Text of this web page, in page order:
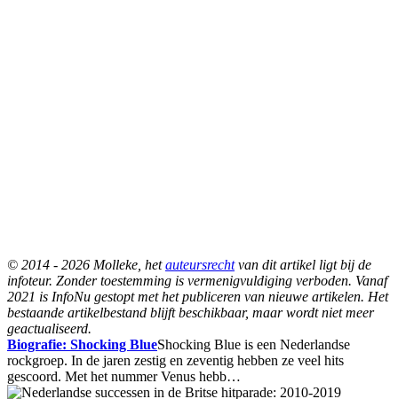
© 2014 - 2026 Molleke, hetauteursrechtvan dit artikel ligt bij de
infoteur. Zonder toestemming is vermenigvuldiging verboden. Vanaf
2021 is InfoNu gestopt met het publiceren van nieuwe artikelen. Het
bestaande artikelbestand blijft beschikbaar, maar wordt niet meer
geactualiseerd.
Biografie: Shocking BlueShocking Blue is een Nederlandse
rockgroep. In de jaren zestig en zeventig hebben ze veel hits
gescoord. Met het nummer Venus hebb…